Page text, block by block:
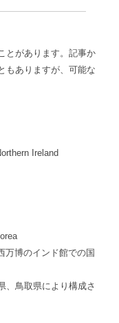
とがあります。記事か
もありますが、可能な
Ireland
万博のインド館での国
、鳥取県により構成さ